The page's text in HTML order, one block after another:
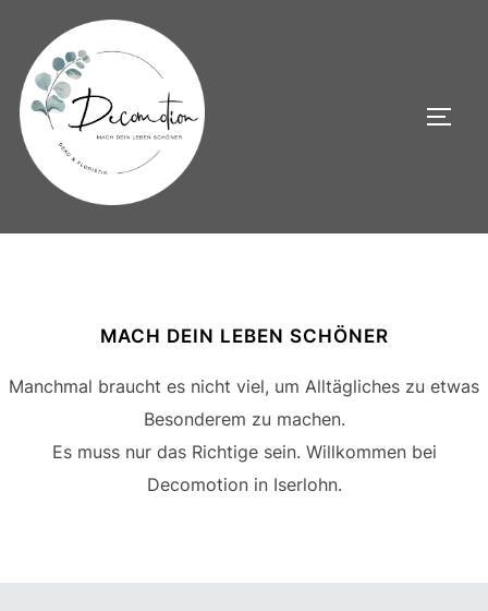
Inhalt
springen
MACH DEIN LEBEN SCHÖNER
Manchmal braucht es nicht viel, um Alltägliches zu etwas
Besonderem zu machen.
Es muss nur das Richtige sein. Willkommen bei
Decomotion in Iserlohn.